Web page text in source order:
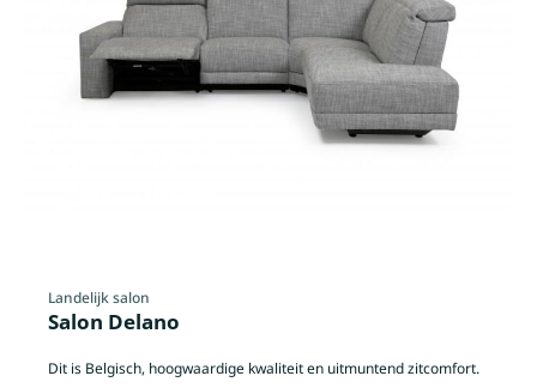
Landelijk salon
Salon Delano
Dit is Belgisch, hoogwaardige kwaliteit en uitmuntend zitcomfort.